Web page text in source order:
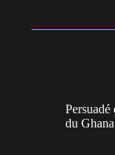
du